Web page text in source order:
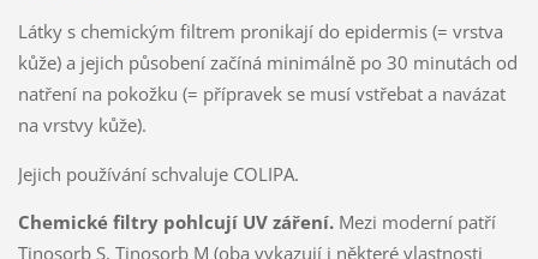
Látky s chemickým filtrem pronikají do epidermis (= vrstva
kůže) a jejich působení začíná minimálně po 30 minutách od
natření na pokožku (= přípravek se musí vstřebat a navázat
na vrstvy kůže).
Jejich používání schvaluje COLIPA.
Chemické filtry pohlcují UV záření.Mezi moderní patří
Tinosorb S, Tinosorb M (oba vykazují i některé vlastnosti